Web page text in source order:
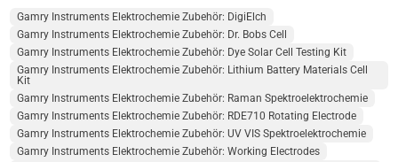
Gamry Instruments Elektrochemie Zubehör: DigiElch
Gamry Instruments Elektrochemie Zubehör: Dr. Bobs Cell
Gamry Instruments Elektrochemie Zubehör: Dye Solar Cell Testing Kit
Gamry Instruments Elektrochemie Zubehör: Lithium Battery Materials Cell
Kit
Gamry Instruments Elektrochemie Zubehör: Raman Spektroelektrochemie
Gamry Instruments Elektrochemie Zubehör: RDE710 Rotating Electrode
Gamry Instruments Elektrochemie Zubehör: UV VIS Spektroelektrochemie
Gamry Instruments Elektrochemie Zubehör: Working Electrodes